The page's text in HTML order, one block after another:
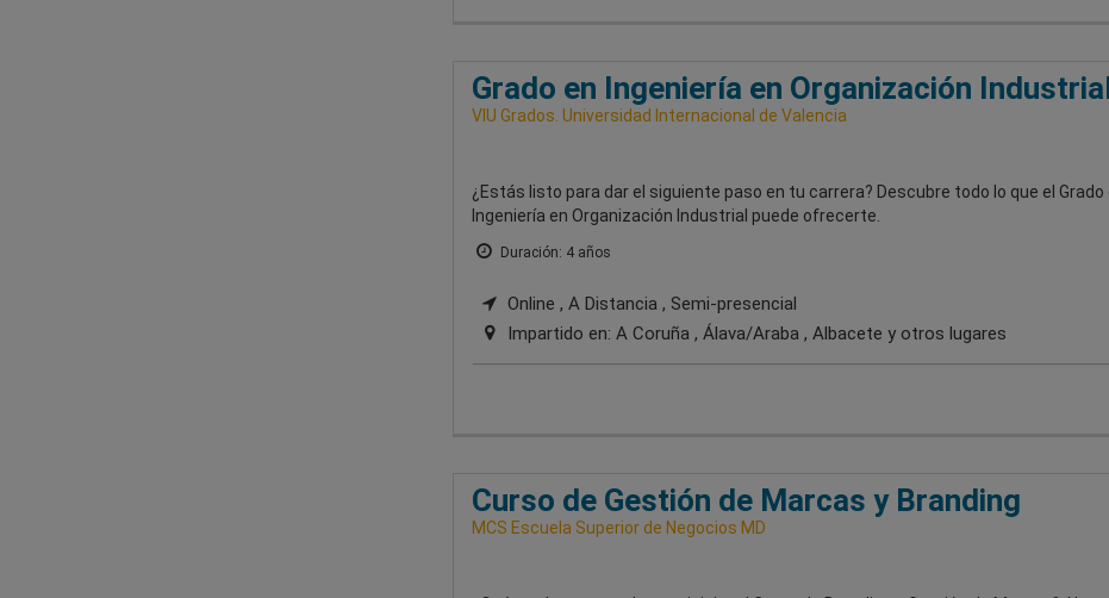
Grado en Ingeniería en Organización
VIU Grados. Universidad Internacional de Valencia
¿Estás listo para dar el siguiente paso en tu carrera? Descubre todo lo que el Grado
Ingeniería en Organización Industrial puede ofrecerte.
Duración: 4 años
Online , A Distancia , Semi-presencial
Impartido en: A Coruña , Álava/Araba , Albacete y otros lugares
Curso de Gestión de Marcas y Branding
MCS Escuela Superior de Negocios MD